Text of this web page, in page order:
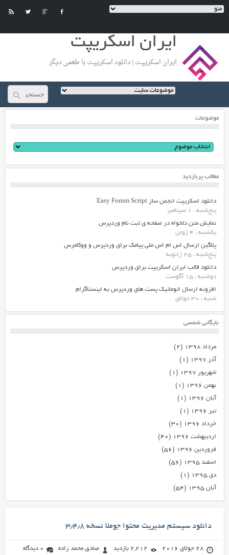
ایران اسکریپت
ایران اسکریپت | دانلود اسکریپت با طعمی دیگر
موضوعات
مطالب پربازدید
دانلود اسکریپت انجمن ساز Easy Forum Script
پنج‌شنبه ، 1 سپتامبر
نمایش متن دلخواه در صفحه ی ثبت نام وردپرس
یکشنبه ، 4 ژوئن
پلاگین ارسال اس ام اس ملی پیامک برای وردپرس و ووکامرس
پنج‌شنبه ، 25 ژانویه
دانلود قالب ایران اسکریپت برای وردپرس
دوشنبه ، 15 آگوست
افزونه ارسال اتوماتیک پست های وردپرس به اینستاگرام
شنبه ، 30 جولای
بایگانی شمسی
مرداد ۱۳۹۸
(۲)
آذر ۱۳۹۷
(۱)
شهریور ۱۳۹۷
(۱)
بهمن ۱۳۹۶
(۱)
آبان ۱۳۹۶
(۱)
تیر ۱۳۹۶
(۱)
خرداد ۱۳۹۶
(۳۰)
اردیبهشت ۱۳۹۶
(۴۰)
فروردین ۱۳۹۶
(۵۶)
اسفند ۱۳۹۵
(۵۶)
دی ۱۳۹۵
(۱)
آبان ۱۳۹۵
(۵۴)
دانلود سیستم مدیریت محتوا جوملا نسخه ۳٫۴٫۸
28 جولای 2016 2,212 بازدید صادق محمد زاده 0 دیدگاه